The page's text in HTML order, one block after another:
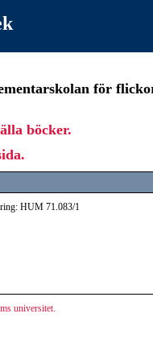
för
böcker.
HUM 71.083/1
universitet.